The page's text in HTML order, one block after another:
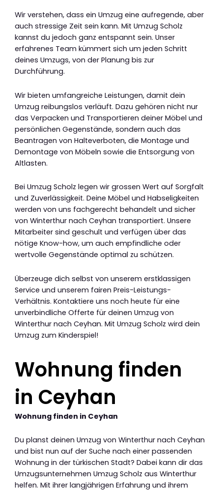
Wir verstehen, dass ein Umzug eine aufregende, aber
auch stressige Zeit sein kann. Mit Umzug Scholz
kannst du jedoch ganz entspannt sein. Unser
erfahrenes Team kümmert sich um jeden Schritt
deines Umzugs, von der Planung bis zur
Durchführung.
Wir bieten umfangreiche Leistungen, damit dein
Umzug reibungslos verläuft. Dazu gehören nicht nur
das Verpacken und Transportieren deiner Möbel und
persönlichen Gegenstände, sondern auch das
Beantragen von Halteverboten, die Montage und
Demontage von Möbeln sowie die Entsorgung von
Altlasten.
Bei Umzug Scholz legen wir grossen Wert auf Sorgfalt
und Zuverlässigkeit. Deine Möbel und Habseligkeiten
werden von uns fachgerecht behandelt und sicher
von Winterthur nach Ceyhan transportiert. Unsere
Mitarbeiter sind geschult und verfügen über das
nötige Know-how, um auch empfindliche oder
wertvolle Gegenstände optimal zu schützen.
Überzeuge dich selbst von unserem erstklassigen
Service und unserem fairen Preis-Leistungs-
Verhältnis. Kontaktiere uns noch heute für eine
unverbindliche Offerte für deinen Umzug von
Winterthur nach Ceyhan. Mit Umzug Scholz wird dein
Umzug zum Kinderspiel!
Wohnung finden
in Ceyhan
Wohnung finden in Ceyhan
Du planst deinen Umzug von Winterthur nach Ceyhan
und bist nun auf der Suche nach einer passenden
Wohnung in der türkischen Stadt? Dabei kann dir das
Umzugsunternehmen Umzug Scholz aus Winterthur
helfen. Mit ihrer langjährigen Erfahrung und ihrem